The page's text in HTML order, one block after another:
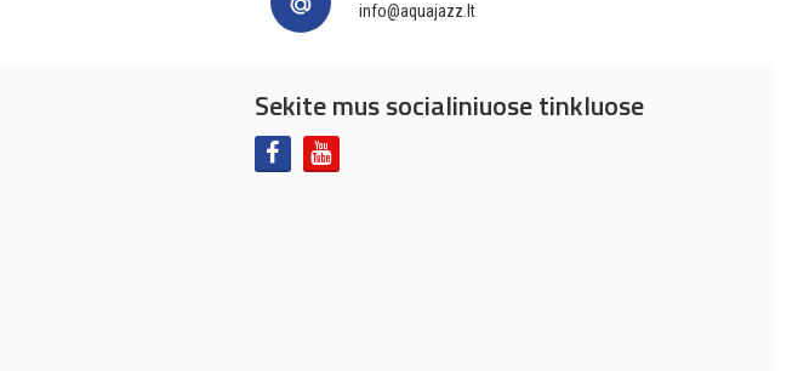
info@aquajazz.lt
Sekite mus socialiniuose tinkluose